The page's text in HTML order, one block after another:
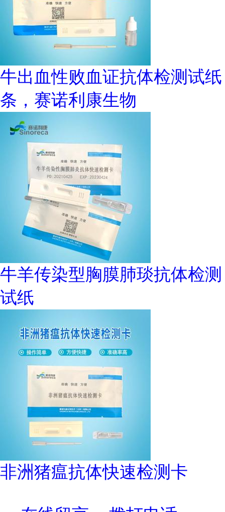
牛出血性败血证抗体检测试纸
条，赛诺利康生物
牛羊传染型胸膜肺琰抗体检测
试纸
非洲猪瘟抗体快速检测卡